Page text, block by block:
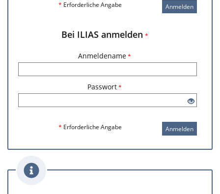
Anmelden
* Erforderliche Angabe
Bei ILIAS anmelden *
Anmeldename*
Passwort*
* Erforderliche Angabe Anmelden